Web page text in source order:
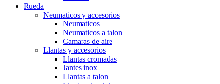
Rueda
Neumaticos y accesorios
Neumaticos
Neumaticos a talon
Camaras de aire
Llantas y accesorios
Llantas cromadas
Jantes inox
Llantas a talon